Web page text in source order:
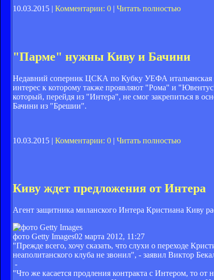
10.03.2015 | Комментарии: 0 | Читать полностью
"Парме" нужны Киву и Бачини
Недавний соперник ЦСКА по Кубку УЕФА итальянская
интерес к которому также проявляют "Рома" и
который, перейдя из "Интера", не смог закрепиться в
Бачини из "Брешии".
10.03.2015 | Комментарии: 0 | Читать полностью
Киву ждет предложения от Интера
Агент защитника миланского Интера Кристиана Киву
фото Getty Images02 марта 2012, 11:27
"Прежде всего, хочу сказать, что слухи о переходе
неаполитанского клуба не звонил", - заявил Виктор
-
"Что же касается продления контракта с Интером, то